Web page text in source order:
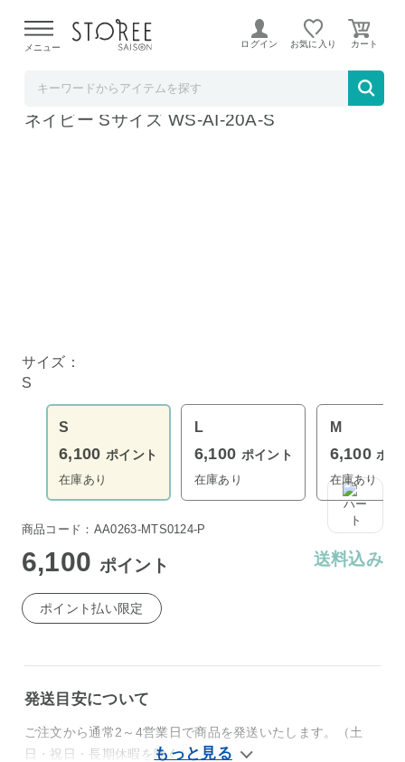
よる配送遅延が発生しております。
メニュー ログイン お気に入り
MTG NEWPEACE Recovery Pajamas Set
ネイビー Sサイズ WS-AI-20A-S
サイズ：
S
S
6,100 ポイント
在庫あり
L
6,100 ポイント
在庫あり
M
6,100 ポ
在庫あり
商品コード：AA0263-MTS0124-P
6,100 ポイント 送料込み
ポイント払い限定
発送目安について
ご注文から通常2～4営業日で商品を発送いたします。（土
日・祝日・長期休暇を除く）